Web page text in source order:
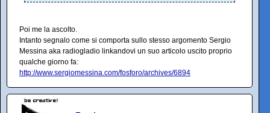
Poi me la ascolto.
Intanto segnalo come si comporta sullo stesso argomento Sergio
Messina aka radiogladio linkandovi un suo articolo uscito proprio
qualche giorno fa:
http://www.sergiomessina.com/fosforo/archives/6894